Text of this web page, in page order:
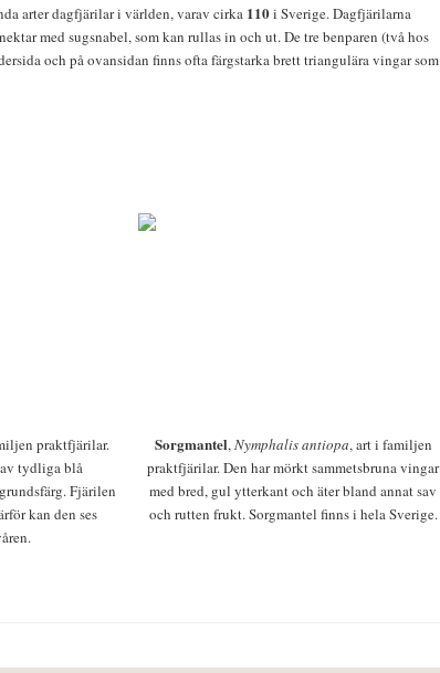
arter dagfjärilar i världen, varav cirka 110i Sverige. Dagfjärilarna
med sugsnabel, som kan rullas in och ut. De tre benparen (två hos
och på ovansidan finns ofta färgstarka brett triangulära vingar som
praktfjärilar.
tydliga blå
Fjärilen
kan den ses
Sorgmantel,Nymphalis antiopa, art i familjen
praktfjärilar. Den har mörkt sammetsbruna vingar
med bred, gul ytterkant och äter bland annat sav
och rutten frukt. Sorgmantel finns i hela Sverige.